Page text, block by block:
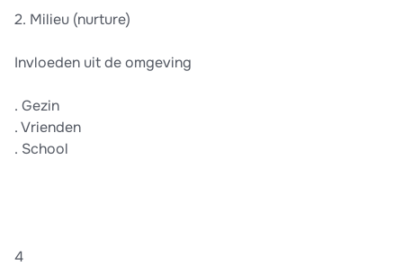
2. Milieu (nurture)
Invloeden uit de omgeving
. Gezin
. Vrienden
. School
4